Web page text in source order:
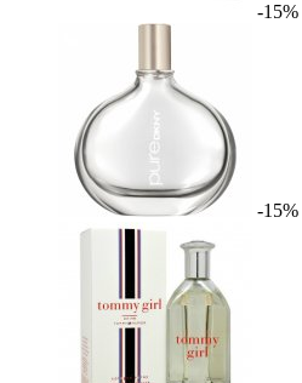
-15%
-15%